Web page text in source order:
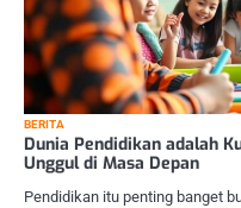
BERITA
Dunia Pendidikan adalah
Unggul di Masa Depan
Pendidikan itu penting banget